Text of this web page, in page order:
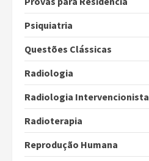
Psiquiatria
Questões Clássicas
Radiologia
Radiologia Intervencionista
Radioterapia
Reprodução Humana